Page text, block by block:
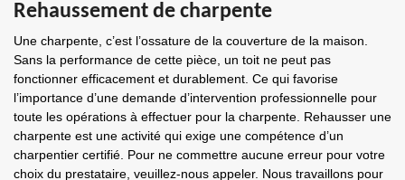
Rehaussement de charpente
Une charpente, c’est l’ossature de la couverture de la maison.
Sans la performance de cette pièce, un toit ne peut pas
fonctionner efficacement et durablement. Ce qui favorise
l’importance d’une demande d’intervention professionnelle pour
toute les opérations à effectuer pour la charpente. Rehausser une
charpente est une activité qui exige une compétence d’un
charpentier certifié. Pour ne commettre aucune erreur pour votre
choix du prestataire, veuillez-nous appeler. Nous travaillons pour